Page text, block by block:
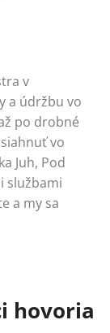
v
a údržbu vo
po drobné
vo
Juh, Pod
službami
a my sa
hovoria